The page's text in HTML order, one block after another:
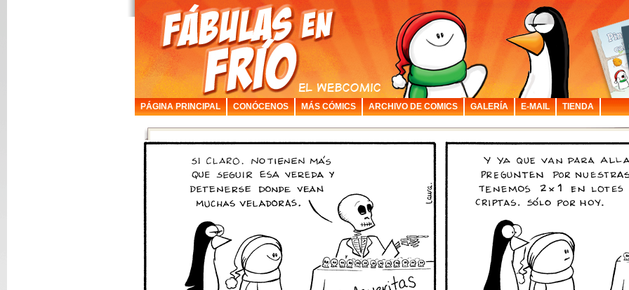
PÁGINA PRINCIPAL CONÓCENOS MÁS CÓMICS ARCHIVO DE COMICS GALERÍA E-MAIL TIENDA